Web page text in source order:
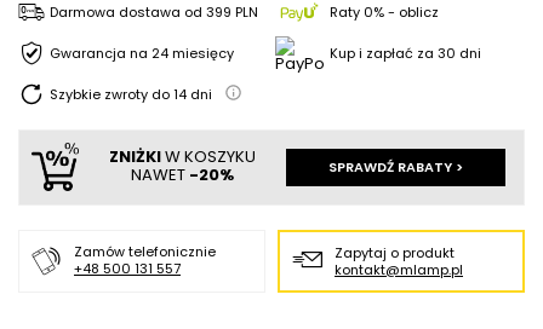
Darmowa dostawa od 399 PLN Raty 0% - oblicz
Gwarancja na 24 miesięcy Kup i zapłać za 30 dni
Szybkie zwroty do14 dni
ZNIŻKIW KOSZYKU
NAWET -20% SPRAWDŹ RABATY >
Zamów telefonicznie
+48 500 131 557
Zapytaj o produkt
kontakt@mlamp.pl